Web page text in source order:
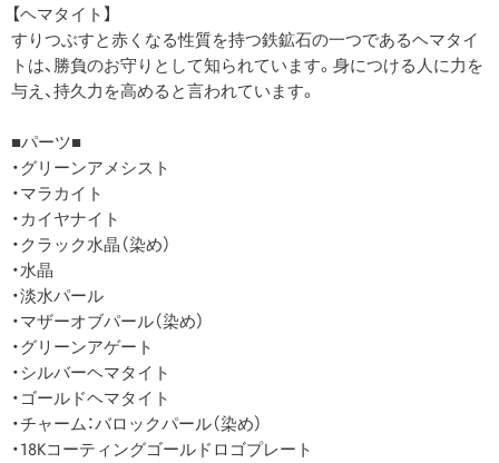
【ヘマタイト】
すりつぶすと赤くなる性質を持つ鉄鉱石の一つであるヘマタイ
トは、勝負のお守りとして知られています。身につける人に力を
与え、持久力を高めると言われています。
■パーツ■
・グリーンアメシスト
・マラカイト
・カイヤナイト
・クラック水晶（染め）
・水晶
・淡水パール
・マザーオブパール（染め）
・グリーンアゲート
・シルバーヘマタイト
・ゴールドヘマタイト
・チャーム：バロックパール（染め）
・18Kコーティングゴールドロゴプレート